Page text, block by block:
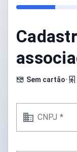
Sem cartão•
CNPJ *